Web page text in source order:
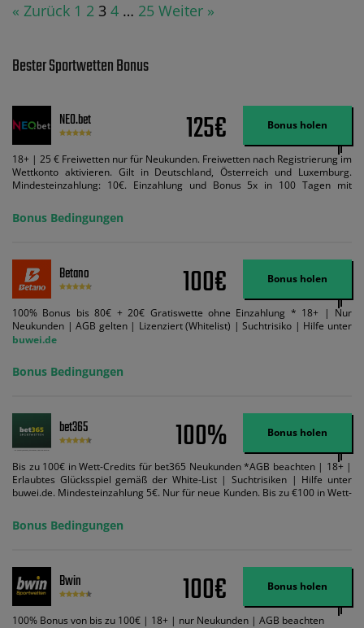
« Zurück 1 2 3 4 … 25 Weiter »
Bester Sportwetten Bonus
NEO.bet 125€ Bonus holen
18+ | 25 € Freiwetten nur für Neukunden. Freiwetten nach Registrierung im
Wettkonto aktivieren. Gilt in Deutschland, Österreich und Luxemburg.
Mindesteinzahlung: 10€. Einzahlung und Bonus 5x in 100 Tagen mit
Bedingungen können geändert werden. AGB gelten. Lizenziert; Hilfe bei
Suchtrisiken: buwei.de.
Bonus Bedingungen
Betano 100€ Bonus holen
100% Bonus bis 80€ + 20€ Gratiswette ohne Einzahlung * 18+ | Nur
Neukunden | AGB gelten | Lizenziert (Whitelist) | Suchtrisiko | Hilfe unter
buwei.de
Bonus Bedingungen
bet365 100% Bonus holen
Bis zu 100€ in Wett-Credits für bet365 Neukunden *AGB beachten | 18+ |
Erlaubtes Glücksspiel gemäß der White-List | Suchtrisiken | Hilfe unter
buwei.de. Mindesteinzahlung 5€. Nur für neue Kunden. Bis zu €100 in Wett-
ein und wir geben Ihnen die entsprechende qualifizierende Einzahlung in
Wett-Credits, wenn Sie qualifizierende Wetten im gleichen Wert platzieren
Wett-Credits aus. Es gelten die AGB, Zeitlimits und Ausnahmen. Der Bonus-
Code VIPANGEBOT kann während der Anmeldung benutzt werden, jedoch
ändert dies den Angebotsbetrag in keinster Weise.
Bonus Bedingungen
Bwin 100€ Bonus holen
100% Bonus von bis zu 100€ | 18+ | nur Neukunden | AGB beachten